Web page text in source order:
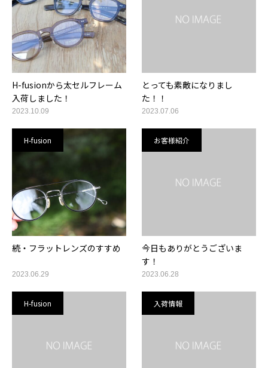
H-fusionから太セルフレーム
入荷しました！
2023.10.09
とっても素敵になりまし
た！！
2023.07.06
H-fusion
続・フラットレンズのすすめ
2023.06.29
お客様紹介
今日もありがとうございま
す！
2023.06.28
H-fusion 入荷情報